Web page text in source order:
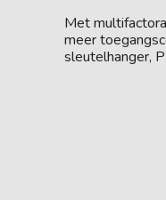
Met
meer
sleutelhanger,